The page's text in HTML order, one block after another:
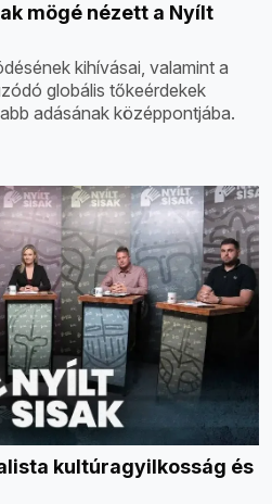
mögé nézett a Nyílt
kihívásai, valamint a
globális tőkeérdekek
adásának középpontjába.
kultúragyilkosság és